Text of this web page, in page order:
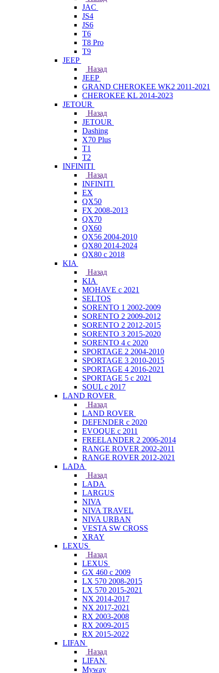
JAC
JS4
JS6
T6
T8 Pro
T9
JEEP
Назад
JEEP
GRAND CHEROKEE WK2 2011-2021
CHEROKEE KL 2014-2023
JETOUR
Назад
JETOUR
Dashing
X70 Plus
T1
T2
INFINITI
Назад
INFINITI
EX
QX50
FX 2008-2013
QX70
QX60
QX56 2004-2010
QX80 2014-2024
QX80 c 2018
KIA
Назад
KIA
MOHAVE с 2021
SELTOS
SORENTO 1 2002-2009
SORENTO 2 2009-2012
SORENTO 2 2012-2015
SORENTO 3 2015-2020
SORENTO 4 с 2020
SPORTAGE 2 2004-2010
SPORTAGE 3 2010-2015
SPORTAGE 4 2016-2021
SPORTAGE 5 с 2021
SOUL с 2017
LAND ROVER
Назад
LAND ROVER
DEFENDER с 2020
EVOQUE с 2011
FREELANDER 2 2006-2014
RANGE ROVER 2002-2011
RANGE ROVER 2012-2021
LADA
Назад
LADA
LARGUS
NIVA
NIVA TRAVEL
NIVA URBAN
VESTA SW CROSS
XRAY
LEXUS
Назад
LEXUS
GX 460 с 2009
LX 570 2008-2015
LX 570 2015-2021
NX 2014-2017
NX 2017-2021
RX 2003-2008
RX 2009-2015
RX 2015-2022
LIFAN
Назад
LIFAN
Myway